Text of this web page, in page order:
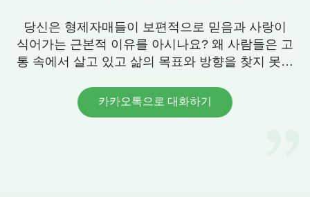
주셨고 또 하나님의 손에 달려 있어. 죽고 사는 것은
다 하나님께서 결정하실 일이야. 나는 이런 환경에서
욥을 본받아야 해. 나중에 어떤 고통이 다가와도 하
안되는 거야.’ 이렇게 생각하니 걱정되고 두려웠던
마음이 훨씬 편안해졌습니다.
당신은 형제자매들이 보편적으로 믿음과 사랑이
식어가는 근본적 이유를 아시나요? 왜 사람들은 고
통 속에서 살고 있고 삶의 목표와 방향을 찾지 못할
카카오톡으로 대화하기